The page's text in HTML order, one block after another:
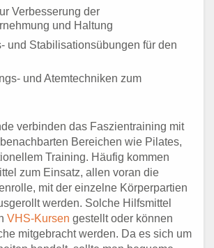
Verbesserung der
und Haltung
und Stabilisationsübungen für den
und Atemtechniken zum
verbinden das Faszientraining mit
Bereichen wie Pilates,
Training. Häufig kommen
zum Einsatz, allen voran die
mit der einzelne Körperpartien
werden. Solche Hilfsmittel
VHS-Kursen gestellt oder können
mitgebracht werden. Da es sich um